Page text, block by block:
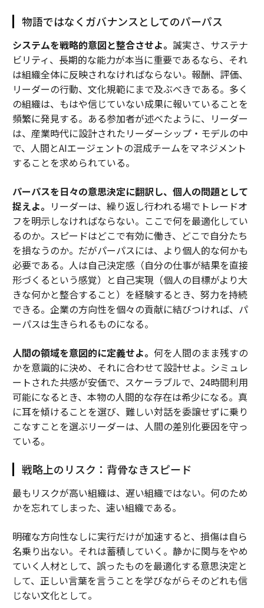
物語ではなくガバナンスとしてのパーパス
システムを戦略的意図と整合させよ。 誠実さ、サステナ
ビリティ、長期的な能力が本当に重要であるなら、それ
は組織全体に反映されなければならない。報酬、評価、
リーダーの行動、文化規範にまで及ぶべきである。多く
の組織は、もはや信じていない成果に報いていることを
頻繁に発見する。ある参加者が述べたように、リーダー
は、産業時代に設計されたリーダーシップ・モデルの中
で、人間とAIエージェントの混成チームをマネジメント
することを求められている。
パーパスを日々の意思決定に翻訳し、個人の問題として
捉えよ。 リーダーは、繰り返し行われる場でトレードオ
フを明示しなければならない。ここで何を最適化してい
るのか。スピードはどこで有効に働き、どこで自分たち
を損なうのか。だがパーパスには、より個人的な何かも
必要である。人は自己決定感（自分の仕事が結果を直接
形づくるという感覚）と自己実現（個人の目標がより大
きな何かと整合すること）を経験するとき、努力を持続
できる。企業の方向性を個々の貢献に結びつければ、パ
ーパスは生きられるものになる。
人間の領域を意図的に定義せよ。 何を人間のまま残すの
かを意識的に決め、それに合わせて設計せよ。シミュレ
ートされた共感が安価で、スケーラブルで、24時間利用
可能になるとき、本物の人間的な存在は希少になる。真
に耳を傾けることを選び、難しい対話を委譲せずに乗り
こなすことを選ぶリーダーは、人間の差別化要因を守っ
ている。
戦略上のリスク：背骨なきスピード
最もリスクが高い組織は、遅い組織ではない。何のため
かを忘れてしまった、速い組織である。
明確な方向性なしに実行だけが加速すると、損傷は自ら
名乗り出ない。それは蓄積していく。静かに関与をやめ
ていく人材として、誤ったものを最適化する意思決定と
して、正しい言葉を言うことを学びながらそのどれも信
じない文化として。